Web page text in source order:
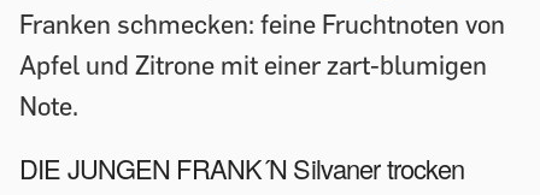
Franken schmecken: feine Fruchtnoten von
Apfel und Zitrone mit einer zart-blumigen
Note.
DIE JUNGEN FRANK´N Silvaner trocken